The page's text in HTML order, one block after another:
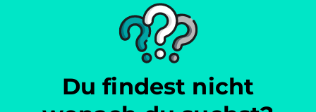
Du findest nicht